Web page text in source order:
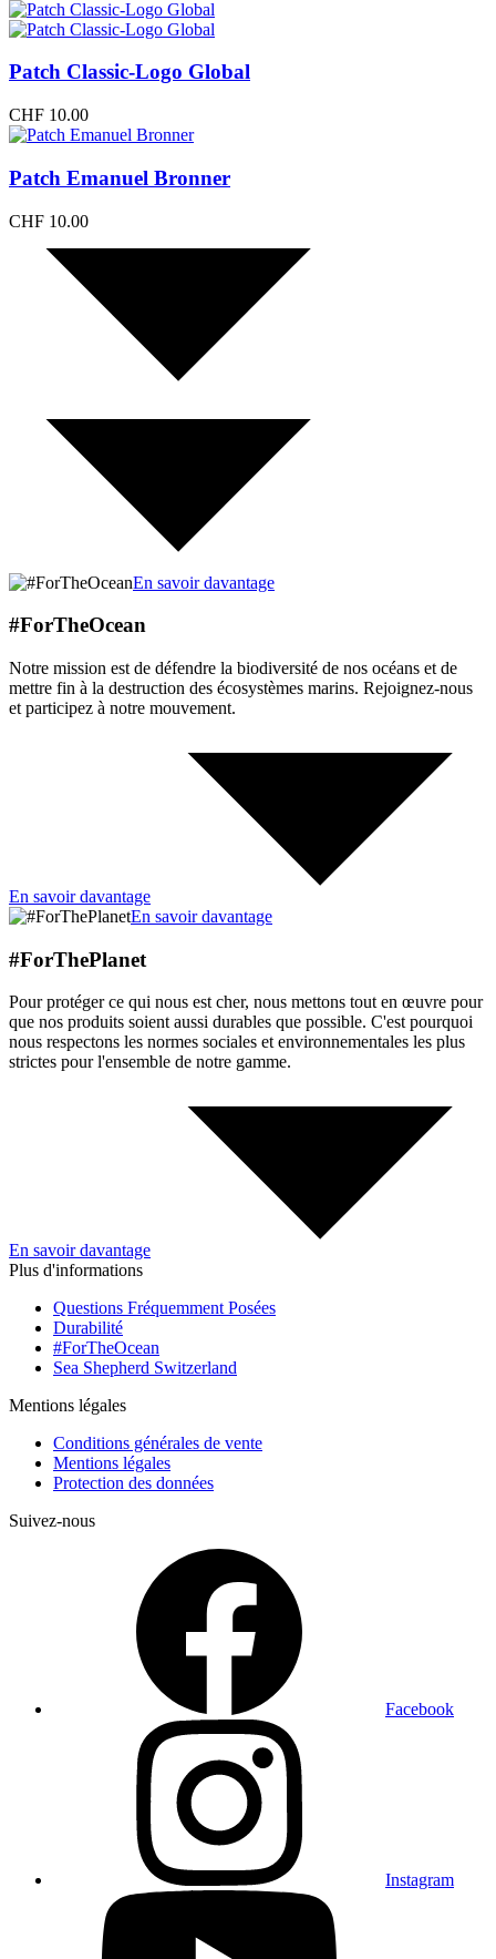
Patch Classic-Logo Global
CHF 10.00
Patch Emanuel Bronner
CHF 10.00
En savoir davantage
#ForTheOcean
Notre mission est de défendre la biodiversité de nos océans et de
mettre fin à la destruction des écosystèmes marins. Rejoignez-nous
et participez à notre mouvement.
En savoir davantage
En savoir davantage
#ForThePlanet
Pour protéger ce qui nous est cher, nous mettons tout en œuvre pour
que nos produits soient aussi durables que possible. C'est pourquoi
nous respectons les normes sociales et environnementales les plus
strictes pour l'ensemble de notre gamme.
En savoir davantage
Plus d'informations
Questions Fréquemment Posées
Durabilité
#ForTheOcean
Sea Shepherd Switzerland
Mentions légales
Conditions générales de vente
Mentions légales
Protection des données
Suivez-nous
Facebook
Instagram